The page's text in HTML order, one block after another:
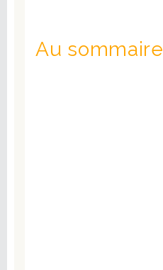
Au sommaire